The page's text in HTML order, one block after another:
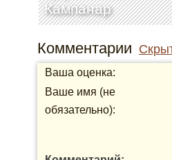
Кампанар
Комментарии
Ваша оценка:
Ваше имя (не
обязательно):